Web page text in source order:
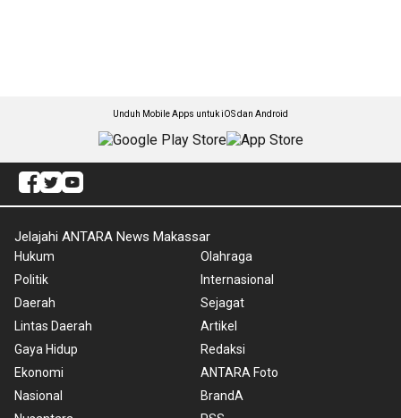
Unduh Mobile Apps untuk iOS dan Android
Jelajahi ANTARA News Makassar
Hukum
Politik
Daerah
Lintas Daerah
Gaya Hidup
Ekonomi
Nasional
Olahraga
Internasional
Sejagat
Artikel
Redaksi
ANTARA Foto
BrandA